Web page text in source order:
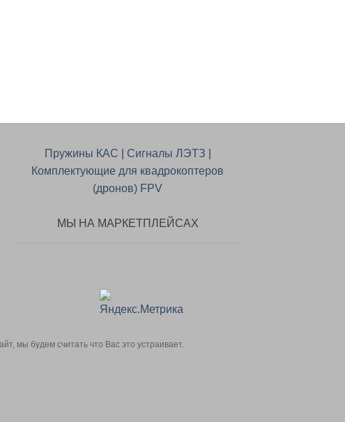
Пружины КАС Сигналы ЛЭТЗ
Комплектующие для квадрокоптеров
(дронов) FPV
МЫ НА МАРКЕТПЛЕЙСАХ
мы будем считать что Вас это устраивает.